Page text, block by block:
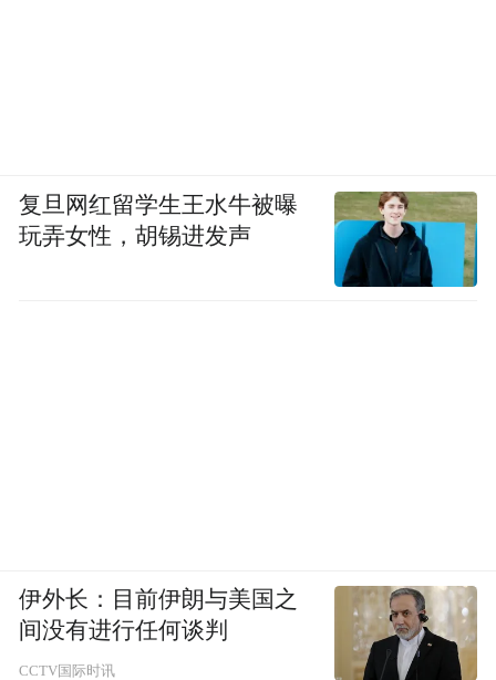
复旦网红留学生王水牛被曝
玩弄女性，胡锡进发声
伊外长：目前伊朗与美国之
间没有进行任何谈判
CCTV国际时讯